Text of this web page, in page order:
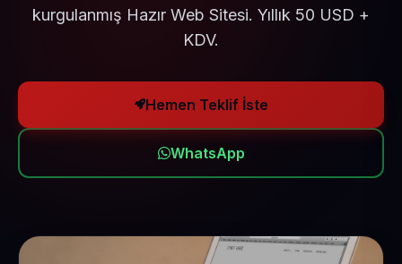
kurgulanmış Hazır Web Sitesi. Yıllık 50 USD +
KDV.
Hemen Teklif İste
WhatsApp